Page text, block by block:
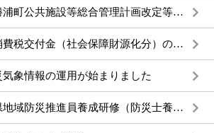
入札・契約情報（勝浦町公共施設等総合管理計画改定等支援業務）
引き上げ分の地方消費税交付金（社会保障財源化分）の使途について
気象情報の運用が始まりました
令和８年度 徳島県地域防災推進員養成研修（防災士養成研修）の受講者募集について